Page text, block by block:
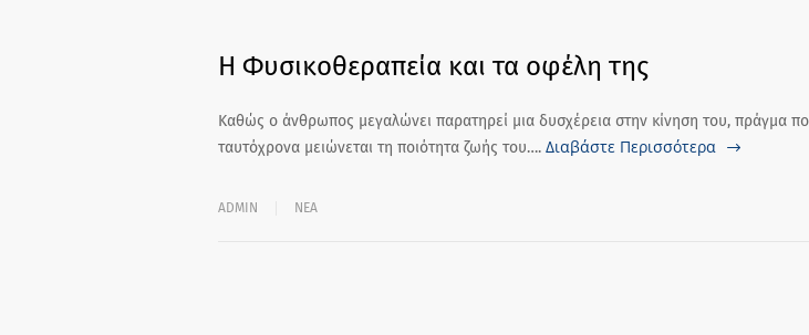
Η Φυσικοθεραπεία και τα οφέλη της
Καθώς ο άνθρωπος μεγαλώνει παρατηρεί μια δυσχέρεια στην κίνηση του, πράγμα
ταυτόχρονα μειώνεται τη ποιότητα ζωής του…. Διαβάστε Περισσότερα
ADMIN ΝΕΑ